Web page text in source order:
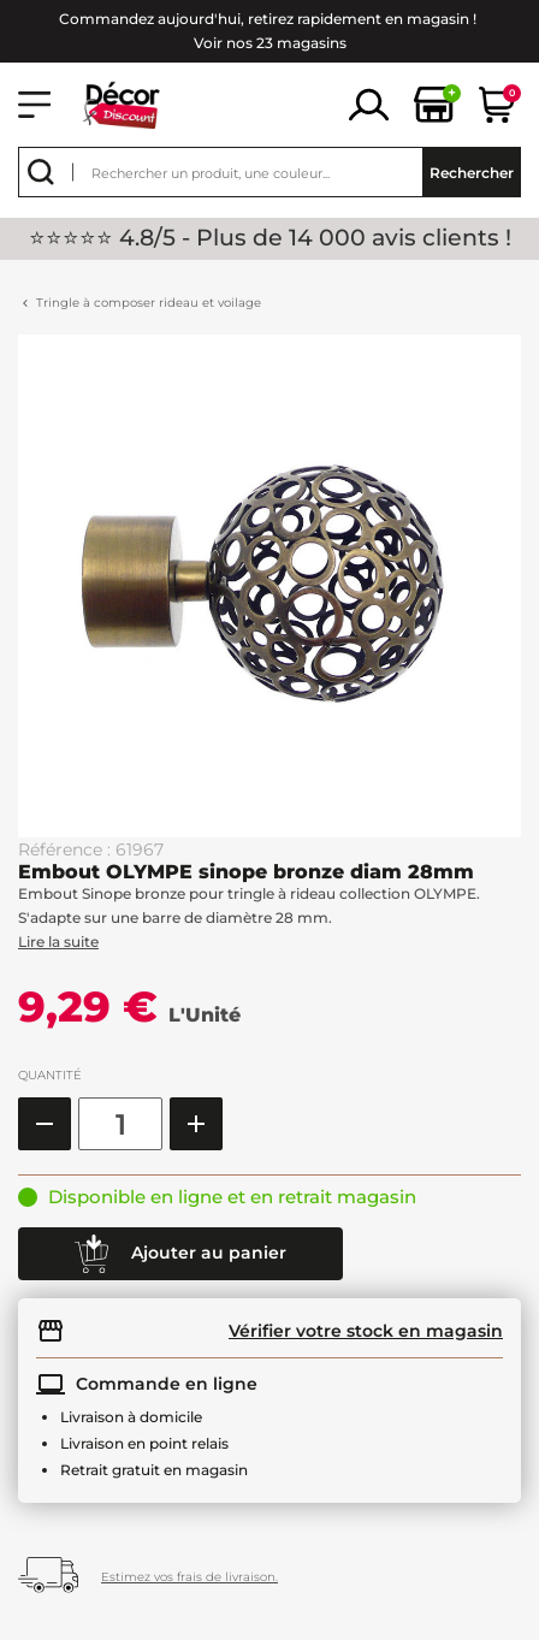
Commandez aujourd'hui, retirez rapidement en magasin !
Voir nos 23 magasins
+ 0
Rechercher
⭐⭐⭐⭐⭐ 4.8/5 - Plus de 14 000 avis clients !
Tringle à composer rideau et voilage
Référence : 61967
Embout OLYMPE sinope bronze diam 28mm
Embout Sinope bronze pour tringle à rideau collection OLYMPE.
S'adapte sur une barre de diamètre 28 mm.
Lire la suite
9,29 € L'Unité
QUANTITÉ
Disponible en ligne et en retrait magasin
Ajouter au panier
Vérifier votre stock en magasin
Commande en ligne
Livraison à domicile
Livraison en point relais
Retrait gratuit en magasin
Estimez vos frais de livraison.